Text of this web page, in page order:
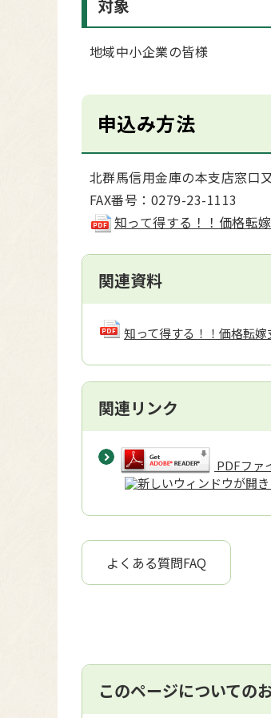
対象
地域中小企業の皆様
申込み方法
北群馬信用金庫の本支店窓口
FAX番号：0279-23-1113
知って得する！！価格転
関連資料
知って得する！！価格転
関連リンク
PDFファ
よくある質問FAQ
このページについての